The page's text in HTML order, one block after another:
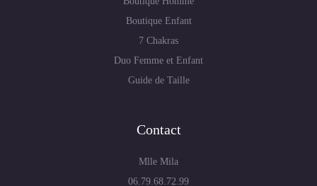
Boutique Enfant
7 Chakras
Duo Femme et Enfant
Guide de Taille
Contact
Mlle Mila
06.79.68.72.99